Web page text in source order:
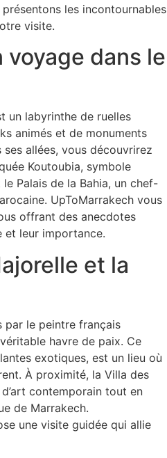
les incontournables
visite.
voyage dans le
un labyrinthe de ruelles
animés et de monuments
allées, vous découvrirez
Koutoubia, symbole
Palais de la Bahia, un chef-
UpToMarrakech vous
offrant des anecdotes
et leur importance.
et la
par le peintre français
havre de paix. Ce
exotiques, est un lieu où
À proximité, la Villa des
contemporain tout en
de Marrakech.
une visite guidée qui allie